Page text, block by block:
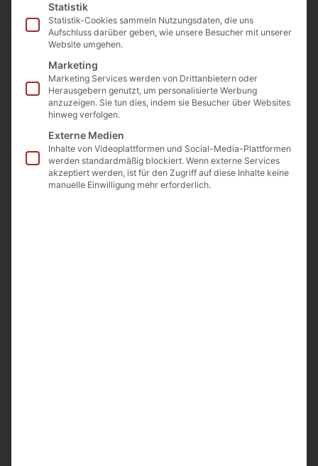
Granatapfel Balsamico 200ml
Art. Nr.:BG-001 Kategorie Unkategorisiert
10,99€ inkl. MwSt.
Enthält 7% MwSt. 7 % DE
(54,95€/ 1 L)
zzgl.Versand
Lieferzeit: ca. 1-3 Werktage
Vorrätig
In den Warenkorb
Statistik
Statistik-Cookies sammeln Nutzungsdaten, die uns
Aufschluss darüber geben, wie unsere Besucher mit unserer
Website umgehen.
Marketing
Marketing Services werden von Drittanbietern oder
Herausgebern genutzt, um personalisierte Werbung
anzuzeigen. Sie tun dies, indem sie Besucher über Websites
hinweg verfolgen.
Externe Medien
Inhalte von Videoplattformen und Social-Media-Plattformen
werden standardmäßig blockiert. Wenn externe Services
akzeptiert werden, ist für den Zugriff auf diese Inhalte keine
manuelle Einwilligung mehr erforderlich.